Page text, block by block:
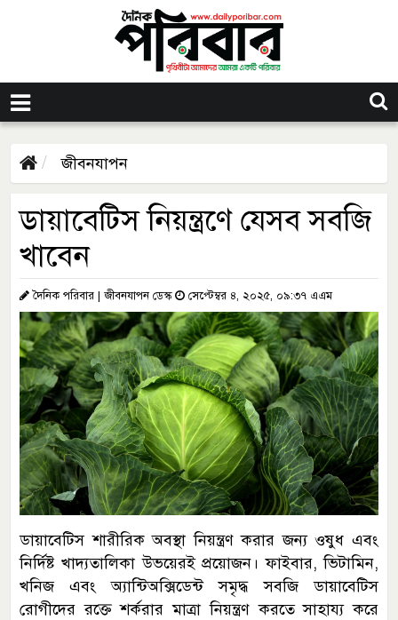
জীবনযাপন
ডায়াবেটিস নিয়ন্ত্রণে যেসব সবজি
খাবেন
দৈনিক পরিবার | জীবনযাপন ডেস্ক সেপ্টেম্বর ৪, ২০২৫, ০৯:৩৭ এএম
ডায়াবেটিস শারীরিক অবস্থা নিয়ন্ত্রণ করার জন্য ওষুধ এবং
নির্দিষ্ট খাদ্যতালিকা উভয়েরই প্রয়োজন। ফাইবার, ভিটামিন,
খনিজ এবং অ্যান্টিঅক্সিডেন্ট সমৃদ্ধ সবজি ডায়াবেটিস
রোগীদের রক্তে শর্করার মাত্রা নিয়ন্ত্রণ করতে সাহায্য করে